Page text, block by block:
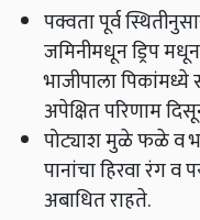
पक्वता पूर्व
जमिनीमधून ड्रिप
भाजीपाला
अपेक्षित परिणाम
पोट्याश मुळे फळे व
पानांचा हिरवा रंग व
अबाधित राहते.